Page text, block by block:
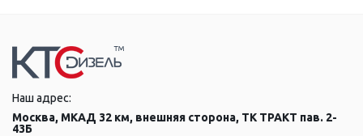
Наш адрес:
Москва, МКАД 32 км, внешняя сторона, ТК ТРАКТ пав. 2-
43Б